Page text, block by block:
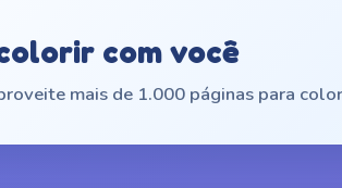
com você
mais de 1.000 páginas para